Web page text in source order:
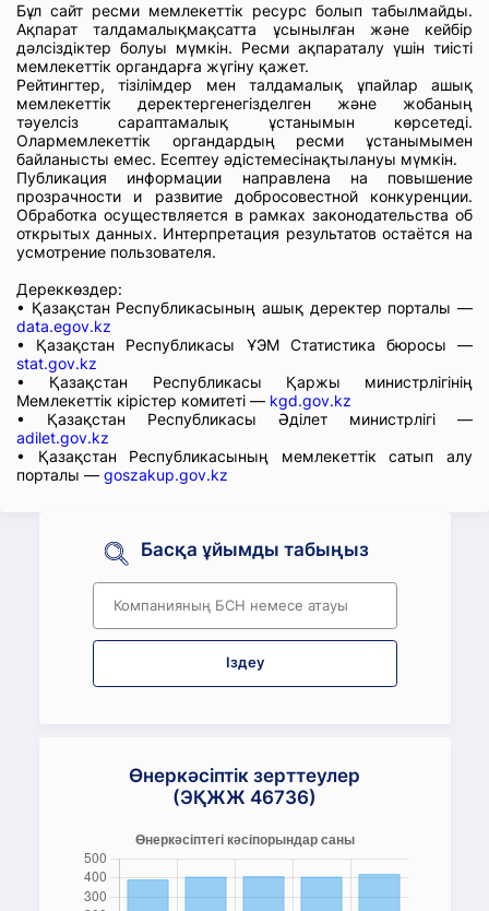
Бұл сайт ресми мемлекеттік ресурс болып табылмайды.
Ақпарат талдамалықмақсатта ұсынылған және кейбір
дәлсіздіктер болуы мүмкін. Ресми ақпараталу үшін тиісті
мемлекеттік органдарға жүгіну қажет.
Рейтингтер, тізілімдер мен талдамалық ұпайлар ашық
мемлекеттік деректергенегізделген және жобаның
тәуелсіз сараптамалық ұстанымын көрсетеді.
Олармемлекеттік органдардың ресми ұстанымымен
байланысты емес. Есептеу әдістемесінақтылануы мүмкін.
Публикация информации направлена на повышение
прозрачности и развитие добросовестной конкуренции.
Обработка осуществляется в рамках законодательства об
открытых данных. Интерпретация результатов остаётся на
усмотрение пользователя.
Дереккөздер:
• Қазақстан Республикасының ашық деректер порталы —
data.egov.kz
• Қазақстан Республикасы ҰЭМ Статистика бюросы —
stat.gov.kz
• Қазақстан Республикасы Қаржы министрлігінің
Мемлекеттік кірістер комитеті — kgd.gov.kz
• Қазақстан Республикасы Әділет министрлігі —
adilet.gov.kz
• Қазақстан Республикасының мемлекеттік сатып алу
порталы — goszakup.gov.kz
Басқа ұйымды табыңыз
Іздеу
Өнеркәсіптік зерттеулер
(ЭҚЖЖ 46736)